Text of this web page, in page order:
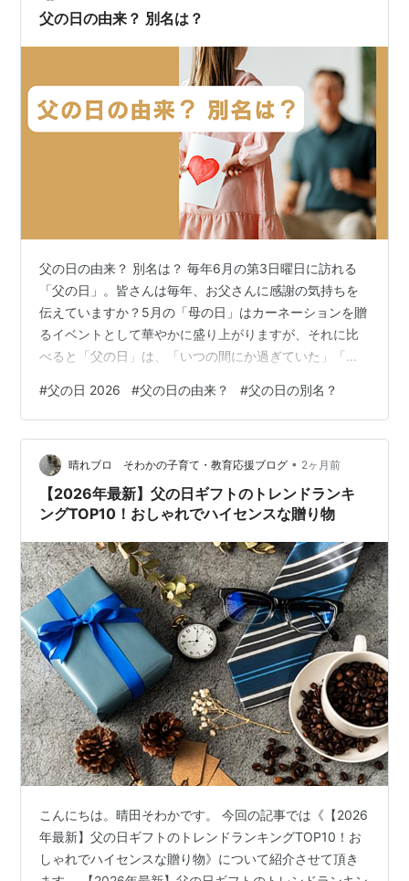
👕 中でもラコス…
父の日の由来？ 別名は？
父の日の由来？ 別名は？ 毎年6月の第3日曜日に訪れる
「父の日」。皆さんは毎年、お父さんに感謝の気持ちを
伝えていますか？5月の「母の日」はカーネーションを贈
るイベントとして華やかに盛り上がりますが、それに比
べると「父の日」は、「いつの間にか過ぎていた」「何
た」という方も少なくないかもしれません。 しかし、父
の日は、家族のために日々頑張ってくれているお父さん
へ、普段は照れくさくてなかなか口に出せない「ありが
とう」を伝える絶好のチャンスです。母の日と同じくら
い、あるいはそれ以上に、家族の絆を深める大切な一日
と言えるでしょう。 私たちが当たり前のように…
#父の日 2026 #父の日の由来？ #父の日の別名？
晴れブロ そわかの子育て・教育応援ブログ • 2ヶ月前
【2026年最新】父の日ギフトのトレンドランキ
ングTOP10！おしゃれでハイセンスな贈り物
こんにちは。晴田そわかです。 今回の記事では《【2026
年最新】父の日ギフトのトレンドランキングTOP10！お
しゃれでハイセンスな贈り物》について紹介させて頂き